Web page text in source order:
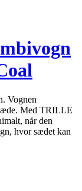
Vognen
Med TRILLE
når den
hvor sædet kan